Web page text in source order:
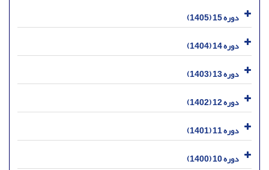
دوره 15 (1405)
دوره 14 (1404)
دوره 13 (1403)
دوره 12 (1402)
دوره 11 (1401)
دوره 10 (1400)